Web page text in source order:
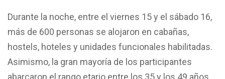
Durante la noche, entre el viernes 15 y el sábado 16,
más de 600 personas se alojaron en cabañas,
hostels, hoteles y unidades funcionales habilitadas.
Asimismo, la gran mayoría de los participantes
abarcaron el rango etario entre los 35 y los 49 años.